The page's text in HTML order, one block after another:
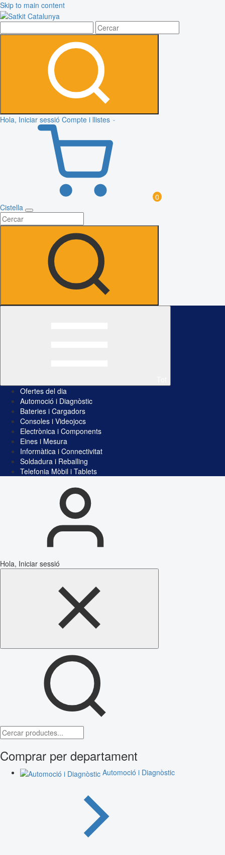
Skip to main content
Hola, Iniciar sessió Compte i llistes
0
Cistella
Ofertes del dia
Automoció i Diagnòstic
Bateries i Cargadors
Consoles i Videojocs
Electrònica i Components
Eines i Mesura
Informàtica i Connectivitat
Soldadura i Reballing
Telefonia Mòbil i Tablets
Hola, Iniciar sessió
Comprar per departament
Automoció i Diagnòstic